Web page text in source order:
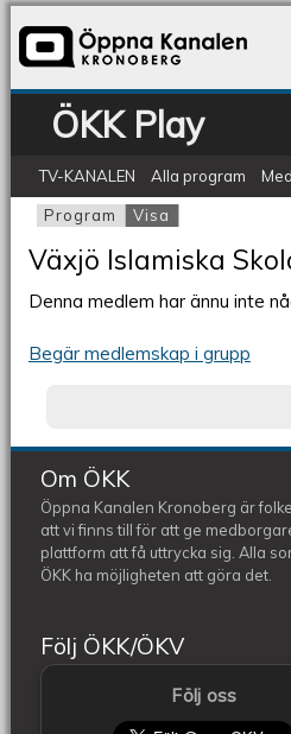
ÖKK Play
TV-KANALEN Alla program
Primära flikar
Program Visa
Växjö Islamiska
Denna medlem har ännu inte
Begär medlemskap i grupp
Om ÖKK
Öppna Kanalen Kronoberg är
att vi finns till för att ge
plattform att få uttrycka sig. Alla
ÖKK ha möjligheten att göra det.
Följ ÖKK/ÖKV
Följ oss